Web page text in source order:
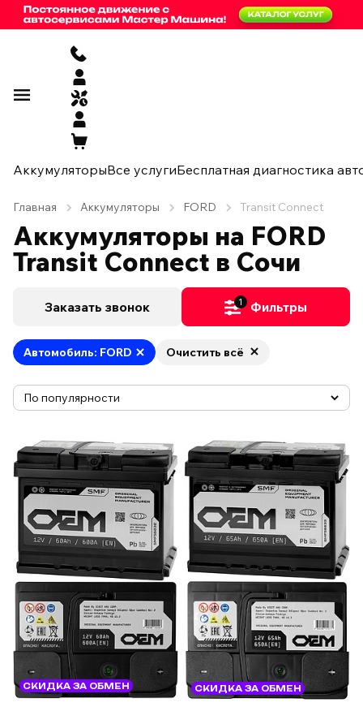
АккумуляторыВсе услугиБесплатная диагностика
Главная Аккумуляторы FORD Transit Connect
Аккумуляторы на FORD
Transit Connect в Сочи
Заказать звонок 1 Фильтры
Автомобиль: FORD Очистить всё
СКИДКА ЗА ОБМЕН СКИДКА ЗА ОБМЕН